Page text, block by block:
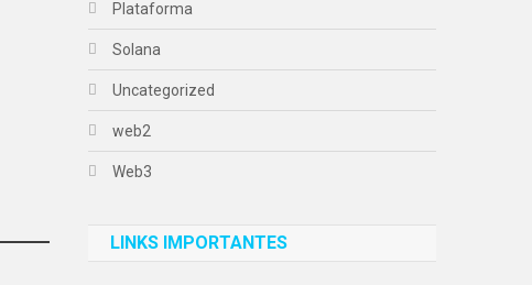
Plataforma
Solana
Uncategorized
web2
Web3
LINKS IMPORTANTES